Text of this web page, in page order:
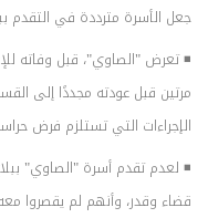
جعل الأسرة مترددة في التقدم
◾ تعرض "الصاوي"، قبل وفاته
مرتين قبل عودته مجددًا إلى
الإجراءات التي تستلزم فرض
◾ لعدم تقدم أسرة "الصاوي"
قضاء وقدر، وأنهم لم يقصروا